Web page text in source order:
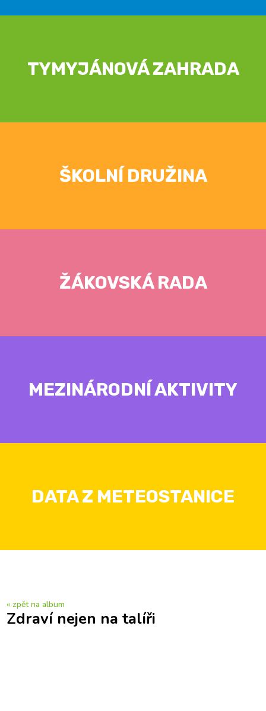
TYMYJÁNOVÁ ZAHRADA
ŠKOLNÍ DRUŽINA
ŽÁKOVSKÁ RADA
MEZINÁRODNÍ AKTIVITY
DATA Z METEOSTANICE
« zpět na album
Zdraví nejen na talíři